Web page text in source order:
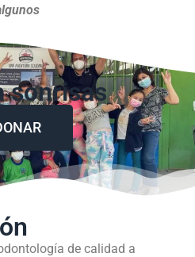
sonrisas
de calidad a